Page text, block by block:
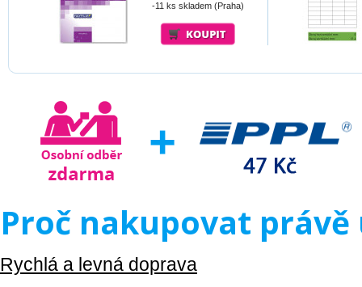
-11 ks skladem (Praha)
Proč nakupovat právě
Rychlá a levná doprava